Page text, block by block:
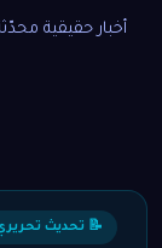
أخبار حقيقية
📝 تحديث